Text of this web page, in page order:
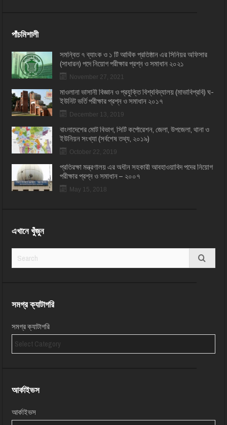
পাঁচমিশালী
সমন্বিত ৭ ব্যাংক ও ১ টি আর্থিক প্রতিষ্ঠান এর সিনিয়র অফিসার
(সাধারন) পদে নিয়োগ পরীক্ষার প্রশ্ন ও সমাধান ২০২১
November 27, 2021
মাওলানা ভাসানী বিজ্ঞান ও প্রযুক্তি বিশ্ববিদ্যালয় (মাভাবিপ্রবি) ঘ-
ইউনিট ভর্তি পরীক্ষার প্রশ্ন ও সমাধান ২০১৭
December 13, 2019
বাংলাদেশের মোট বিভাগ, সিটি কর্পোরেশন, জেলা, উপজেলা, থানা ও
ইউনিয়ন সংখ্যা (সর্বশেষ তথ্য, ২০১৯)
October 22, 2019
প্রতিরক্ষা মন্ত্রণালয় এর অধীন সহকারী আবহাওয়াবিদ পদের নিয়োগ
পরীক্ষার প্রশ্ন ও সমাধান – ২০০৭
May 15, 2018
এখানে খুঁজুন
সমগ্র ক্যাটাগরি
সমগ্র ক্যাটাগরি
আর্কাইভস
আর্কাইভস